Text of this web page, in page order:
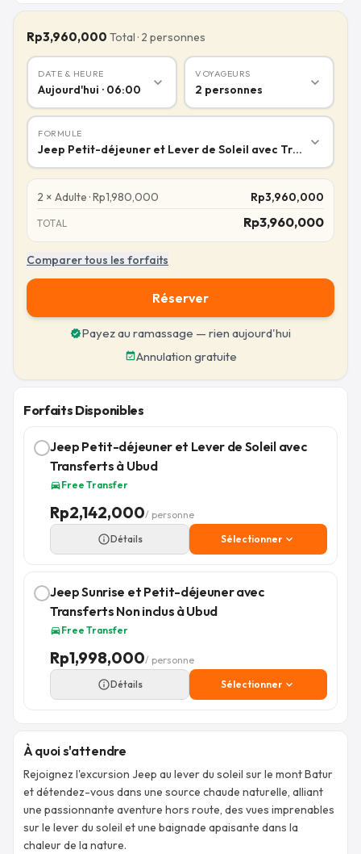
Rp3,960,000 Total · 2 personnes
DATE & HEURE
Aujourd'hui · 06:00 expand_more
VOYAGEURS
2 personnes expand_more
FORMULE
Jeep Petit-déjeuner et Lever de Soleil avec Transferts à
expand_more
2 × Adulte ·Rp1,980,000 Rp3,960,000
TOTAL Rp3,960,000
Comparer tous les forfaits
Réserver
verifiedPayez au ramassage — rien aujourd'hui
event_availableAnnulation gratuite
Forfaits Disponibles
Jeep Petit-déjeuner et Lever de Soleil avec
Transferts à Ubud
directions_carFree Transfer
Rp2,142,000/ personne
info_outlineDétails Sélectionner expand_more
Jeep Sunrise et Petit-déjeuner avec
Transferts Non inclus à Ubud
directions_carFree Transfer
Rp1,998,000/ personne
info_outlineDétails Sélectionner expand_more
À quoi s'attendre
Rejoignez l'excursion Jeep au lever du soleil sur le mont Batur
et détendez-vous dans une source chaude naturelle, alliant
une passionnante aventure hors route, des vues imprenables
sur le lever du soleil et une baignade apaisante dans la
chaleur de la nature.